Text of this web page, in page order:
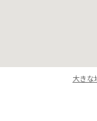
大きな